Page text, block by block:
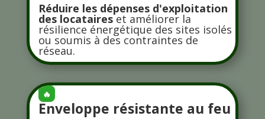
Réduire les dépenses d'exploitation
des locataireset améliorer la
résilience énergétique des sites isolés
ou soumis à des contraintes de
réseau.
🔥
Enveloppe résistante au feu